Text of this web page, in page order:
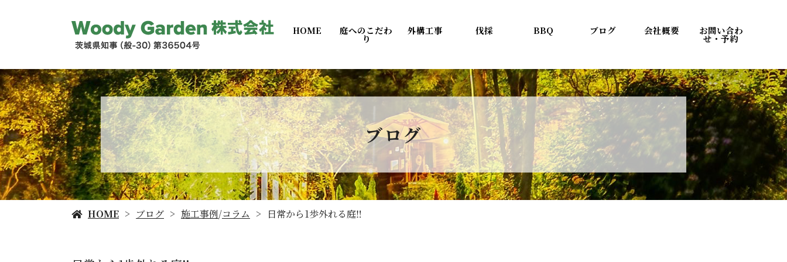
HOME 庭へのこだわ
り
外構工事 伐採 BBQ ブログ 会社概要 お問い合わ
せ・予約
ブログ
HOME ブログ 施工事例/コラム 日常から1歩外れる庭‼️